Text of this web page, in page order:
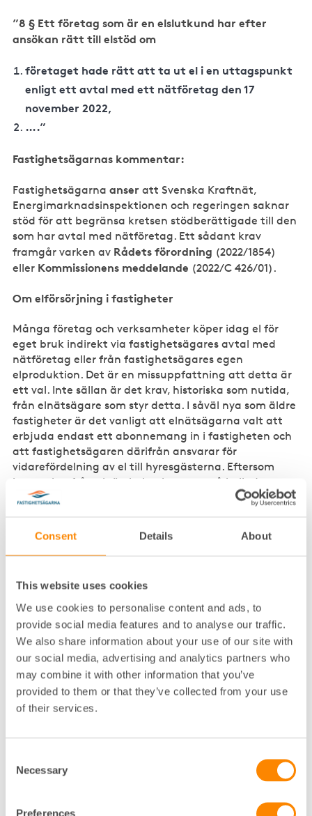
Consent Details About
This website uses cookies
We use cookies to personalise content and ads, to
provide social media features and to analyse our traffic.
We also share information about your use of our site with
our social media, advertising and analytics partners who
may combine it with other information that you’ve
provided to them or that they’ve collected from your use
of their services.
Selection
Necessary
Preferences
”8 § Ett företag som är en elslutkund har efter
ansökan rätt till elstöd om
företaget hade rätt att ta ut el i en uttagspunkt
enligt ett avtal med ett nätföretag den 17
november 2022,
….”
Fastighetsägarnas kommentar:
Fastighetsägarnaanser att Svenska Kraftnät,
Energimarknadsinspektionen och regeringen saknar
stöd för att begränsa kretsen stödberättigade till den
som har avtal med nätföretag. Ett sådant krav
framgår varken av Rådets förordning (2022/1854)
eller Kommissionens meddelande (2022/C 426/01).
Om elförsörjning i fastigheter
Många företag och verksamheter köper idag el för
eget bruk indirekt via fastighetsägares avtal med
nätföretag eller från fastighetsägares egen
elproduktion. Det är en missuppfattning att detta är
ett val. Inte sällan är det krav, historiska som nutida,
från elnätsägare som styr detta. I såväl nya som äldre
fastigheter är det vanligt att elnätsägarna valt att
erbjuda endast ett abonnemang in i fastigheten och
att fastighetsägaren därifrån ansvarar för
vidarefördelning av el till hyresgästerna. Eftersom
inmatning från elnätsbolag kan vara så kallad
högspänd el överlåts det till fastighetsägaren att
byggas om i efterhand med rimlig insats vare sig
ekonomiskt eller tekniskt. Dessa hyresgäster har inte
hyresvärd. Mot bakgrund av denna beskrivning kan
fastighetsägare anses vara energileverantör.
Kommissionens meddelande tillåter att hyresgäster
betraktas som slutliga stödmottagare och att stöd
kan betalas ut till dessa hyresgäster direkt eller
kanaliseras genom en energileverantör.
Exempel på hur stödets utformning är
konkurrenssnedvridande.
verksamhet, låt oss säga restaurang, har båda
ekonomiskt kämpigt och båda är i stort behov av
restaurangen (Restaurang A) är belägen i fastighet